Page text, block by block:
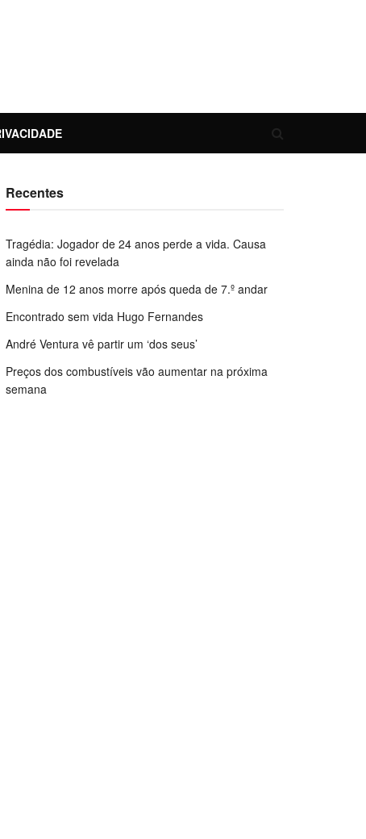
Recentes
Tragédia: Jogador de 24 anos perde a vida. Causa
ainda não foi revelada
Menina de 12 anos morre após queda de 7.º andar
Encontrado sem vida Hugo Fernandes
André Ventura vê partir um ‘dos seus’
Preços dos combustíveis vão aumentar na próxima
semana